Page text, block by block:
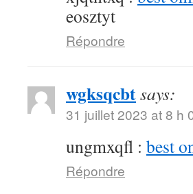
eosztyt
Répondre
wgksqcbtsays:
31 juillet 2023 at 8 h
ungmxqfl : best
Répondre